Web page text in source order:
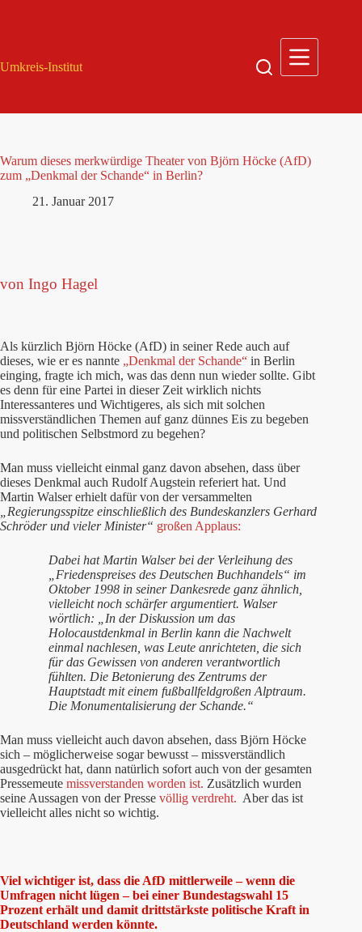
Umkreis-Institut
Warum dieses merkwürdige Theater von Björn Höcke (AfD)
zum „Denkmal der Schande“ in Berlin?
21. Januar 2017
von Ingo Hagel
Als kürzlich Björn Höcke (AfD) in seiner Rede auch auf
dieses, wie er es nannte „Denkmal der Schande“ in Berlin
einging, fragte ich mich, was das denn nun wieder sollte. Gibt
es denn für eine Partei in dieser Zeit wirklich nichts
Interessanteres und Wichtigeres, als sich mit solchen
missverständlichen Themen auf ganz dünnes Eis zu begeben
und politischen Selbstmord zu begehen?
Man muss vielleicht einmal ganz davon absehen, dass über
dieses Denkmal auch Rudolf Augstein referiert hat. Und
Martin Walser erhielt dafür von der versammelten
„Regierungsspitze einschließlich des Bundeskanzlers Gerhard
Schröder und vieler Minister“ großen Applaus:
Dabei hat Martin Walser bei der Verleihung des
„Friedenspreises des Deutschen Buchhandels“ im
Oktober 1998 in seiner Dankesrede ganz ähnlich,
vielleicht noch schärfer argumentiert. Walser
wörtlich: „In der Diskussion um das
Holocaustdenkmal in Berlin kann die Nachwelt
einmal nachlesen, was Leute anrichteten, die sich
für das Gewissen von anderen verantwortlich
fühlten. Die Betonierung des Zentrums der
Hauptstadt mit einem fußballfeldgroßen Alptraum.
Die Monumentalisierung der Schande.“
Man muss vielleicht auch davon absehen, dass Björn Höcke
sich – möglicherweise sogar bewusst – missverständlich
ausgedrückt hat, dann natürlich sofort auch von der gesamten
Pressemeute missverstanden worden ist. Zusätzlich wurden
seine Aussagen von der Presse völlig verdreht. Aber das ist
vielleicht alles nicht so wichtig.
Viel wichtiger ist, dass die AfD mittlerweile – wenn die
Umfragen nicht lügen – bei einer Bundestagswahl 15
Prozent erhält und damit drittstärkste politische Kraft in
Deutschland werden könnte.